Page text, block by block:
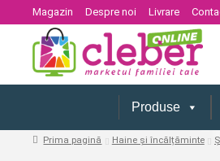
Magazin Despre noi Livrare
Produse
Prima pagină Haine și încălțăminte